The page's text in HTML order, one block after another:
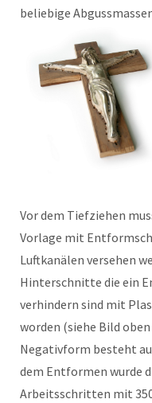
beliebige
Vor dem Tiefziehen
Vorlage mit
Luftkanälen versehen
Hinterschnitte die ein
verhindern sind mit
worden (siehe Bild
Negativform besteht
dem Entformen wurde
Arbeitsschritten mit